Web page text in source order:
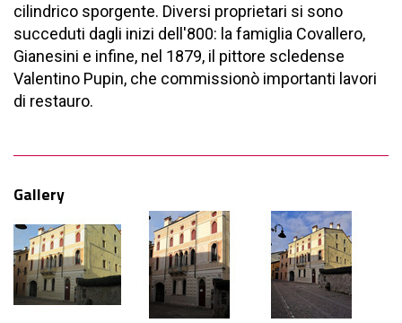
cilindrico sporgente. Diversi proprietari si sono
succeduti dagli inizi dell'800: la famiglia Covallero,
Gianesini e infine, nel 1879, il pittore scledense
Valentino Pupin, che commissionò importanti lavori
di restauro.
Gallery